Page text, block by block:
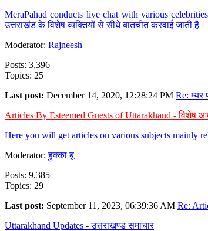
MeraPahad conducts live chat with various
उत्तराखंड के विशेष व्यक्तियों से सीधे बातचीत करवाई जाती
Moderator: Rajneesh
Posts: 3,396
Topics: 25
Last post: December 14, 2020, 12:28:24 PM Re: म्यर
Articles By Esteemed Guests of Uttarakhand - विशेष
Here you will get articles on various subjects mainly
Moderator:हुक्का बू
Posts: 9,385
Topics: 29
Last post: September 11, 2023, 06:39:36 AM Re:
Uttarakhand Updates - उत्तराखण्ड समाचार